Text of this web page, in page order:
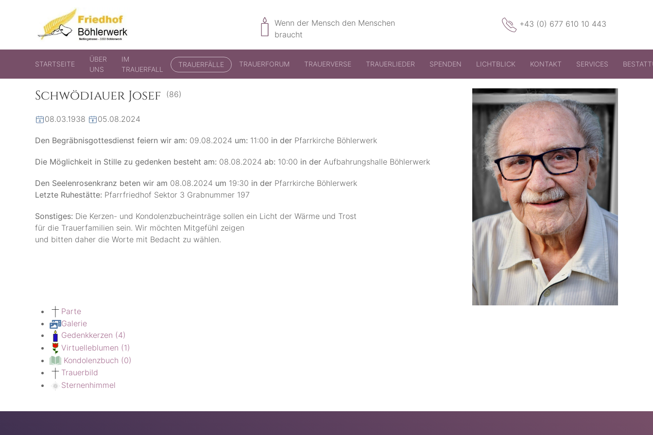
Friedhof Böhlerwerk
der virtuelle Friedhof von Böhlerwerk
Wenn der Mensch den Menschen
braucht
+43 (0) 677 610 10 443
STARTSEITE
ÜBER
UNS
IM
TRAUERFALL
TRAUERFÄLLE TRAUERFORUM TRAUERVERSE TRAUERLIEDER SPENDEN LICHTBLICK KONTAKT SERVICES
Schwödiauer Josef (86)
08.03.1938 05.08.2024
Den Begräbnisgottesdienst feiern wir am: 09.08.2024 um: 11:00 in der Pfarrkirche Böhlerwerk
Die Möglichkeit in Stille zu gedenken besteht am: 08.08.2024 ab: 10:00 in der Aufbahrungshalle Böhlerwerk
Den Seelenrosenkranz beten wir am 08.08.2024 um 19:30 in der Pfarrkirche Böhlerwerk
Letzte Ruhestätte: Pfarrfriedhof Sektor 3 Grabnummer 197
Sonstiges: Die Kerzen- und Kondolenzbucheinträge sollen ein Licht der Wärme und Trost
für die Trauerfamilien sein. Wir möchten Mitgefühl zeigen
und bitten daher die Worte mit Bedacht zu wählen.
Parte
Galerie
Gedenkkerzen (4)
Virtuelleblumen (1)
Kondolenzbuch (0)
Trauerbild
Sternenhimmel